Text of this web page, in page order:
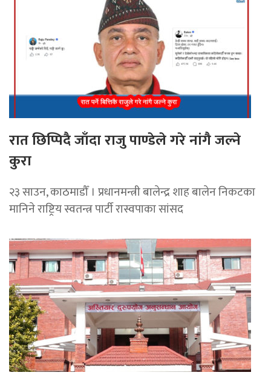
रात छिप्पिदै जाँदा राजु पाण्डेले गरे नांगै जल्ने
कुरा
२३ साउन, काठमाडौँ । प्रधानमन्त्री बालेन्द्र शाह बालेन निकटका
मानिने राष्ट्रिय स्वतन्त्र पार्टी रास्वपाका सांसद